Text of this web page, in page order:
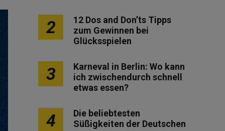
2
12 Dos and Don’ts Tipps
zum Gewinnen bei
Glücksspielen
3
Karneval in Berlin: Wo kann
ich zwischendurch schnell
etwas essen?
4
Die beliebtesten
Süßigkeiten der Deutschen